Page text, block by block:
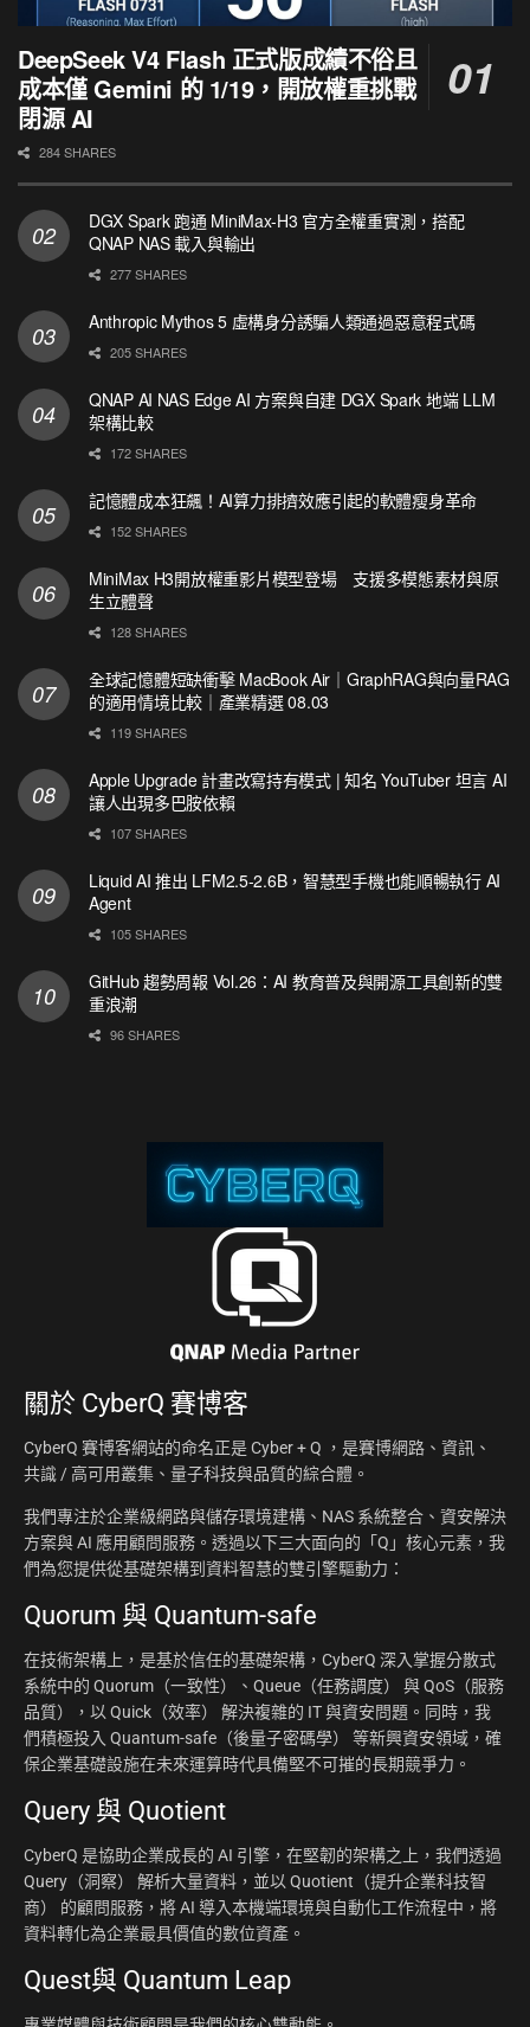
DeepSeek V4 Flash 正式版成績不俗且
成本僅 Gemini 的 1/19，開放權重挑戰
閉源 AI
284 SHARES
DGX Spark 跑通 MiniMax-H3 官方全權重實測，搭配
QNAP NAS 載入與輸出
277 SHARES
Anthropic Mythos 5 虛構身分誘騙人類通過惡意程式碼
205 SHARES
QNAP AI NAS Edge AI 方案與自建 DGX Spark 地端 LLM
架構比較
172 SHARES
記憶體成本狂飆！AI算力排擠效應引起的軟體瘦身革命
152 SHARES
MiniMax H3開放權重影片模型登場 支援多模態素材與原
生立體聲
128 SHARES
全球記憶體短缺衝擊 MacBook Air｜GraphRAG與向量RAG
的適用情境比較｜產業精選 08.03
119 SHARES
Apple Upgrade 計畫改寫持有模式 | 知名 YouTuber 坦言 AI
讓人出現多巴胺依賴
107 SHARES
Liquid AI 推出 LFM2.5-2.6B，智慧型手機也能順暢執行 AI
Agent
105 SHARES
GitHub 趨勢周報 Vol.26：AI 教育普及與開源工具創新的雙
重浪潮
96 SHARES
關於 CyberQ 賽博客
CyberQ 賽博客網站的命名正是 Cyber + Q ，是賽博網路、資訊、
共識 / 高可用叢集、量子科技與品質的綜合體。
我們專注於企業級網路與儲存環境建構、NAS 系統整合、資安解決
方案與 AI 應用顧問服務。透過以下三大面向的「Q」核心元素，我
們為您提供從基礎架構到資料智慧的雙引擎驅動力：
Quorum 與 Quantum-safe
在技術架構上，是基於信任的基礎架構，CyberQ 深入掌握分散式
系統中的 Quorum（一致性）、Queue（任務調度） 與 QoS（服務
品質），以 Quick（效率） 解決複雜的 IT 與資安問題。同時，我
們積極投入 Quantum-safe（後量子密碼學） 等新興資安領域，確
保企業基礎設施在未來運算時代具備堅不可摧的長期競爭力。
Query 與 Quotient
CyberQ 是協助企業成長的 AI 引擎，在堅韌的架構之上，我們透過
Query（洞察） 解析大量資料，並以 Quotient（提升企業科技智
商） 的顧問服務，將 AI 導入本機端環境與自動化工作流程中，將
資料轉化為企業最具價值的數位資產。
Quest與 Quantum Leap